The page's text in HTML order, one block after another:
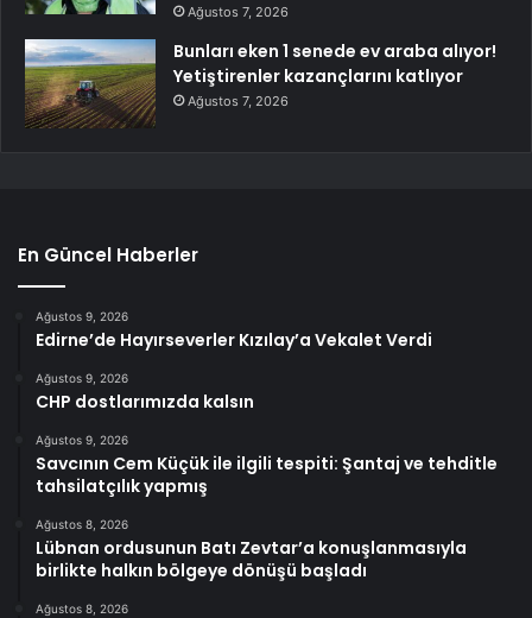
Ağustos 7, 2026
Bunları eken 1 senede ev araba alıyor!
Yetiştirenler kazançlarını katlıyor
Ağustos 7, 2026
En Güncel Haberler
Ağustos 9, 2026
Edirne’de Hayırseverler Kızılay’a Vekalet Verdi
Ağustos 9, 2026
CHP dostlarımızda kalsın
Ağustos 9, 2026
Savcının Cem Küçük ile ilgili tespiti: Şantaj ve tehditle
tahsilatçılık yapmış
Ağustos 8, 2026
Lübnan ordusunun Batı Zevtar’a konuşlanmasıyla
birlikte halkın bölgeye dönüşü başladı
Ağustos 8, 2026